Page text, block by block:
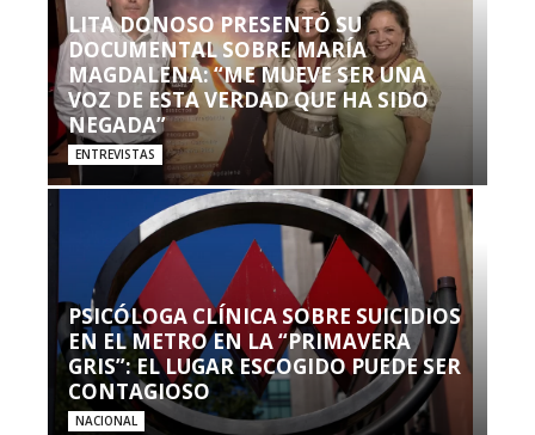
LITA DONOSO PRESENTÓ SU
DOCUMENTAL SOBRE MARÍA
MAGDALENA: “ME MUEVE SER UNA
VOZ DE ESTA VERDAD QUE HA SIDO
NEGADA”
ENTREVISTAS
PSICÓLOGA CLÍNICA SOBRE SUICIDIOS
EN EL METRO EN LA “PRIMAVERA
GRIS”: EL LUGAR ESCOGIDO PUEDE SER
CONTAGIOSO
NACIONAL